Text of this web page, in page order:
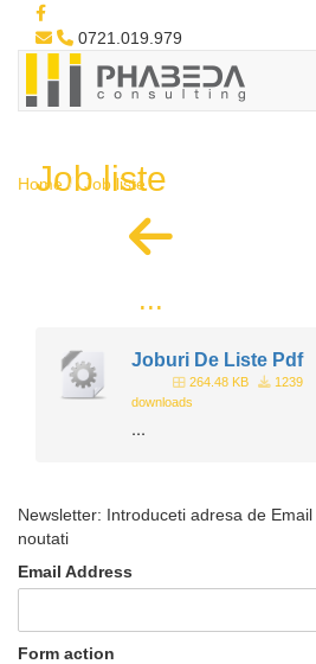
0721.019.979
Job liste
Home Job liste
...
Joburi De Liste Pdf
264.48 KB
1239
downloads
...
Newsletter: Introduceti adresa de
noutati
Email Address
Form action